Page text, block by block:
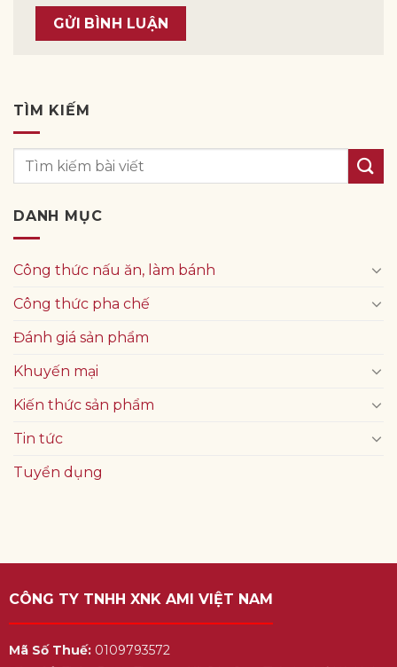
TÌM KIẾM
DANH MỤC
Công thức nấu ăn, làm bánh
Công thức pha chế
Đánh giá sản phẩm
Khuyến mại
Kiến thức sản phẩm
Tin tức
Tuyển dụng
CÔNG TY TNHH XNK AMI VIỆT NAM
Mã Số Thuế:0109793572